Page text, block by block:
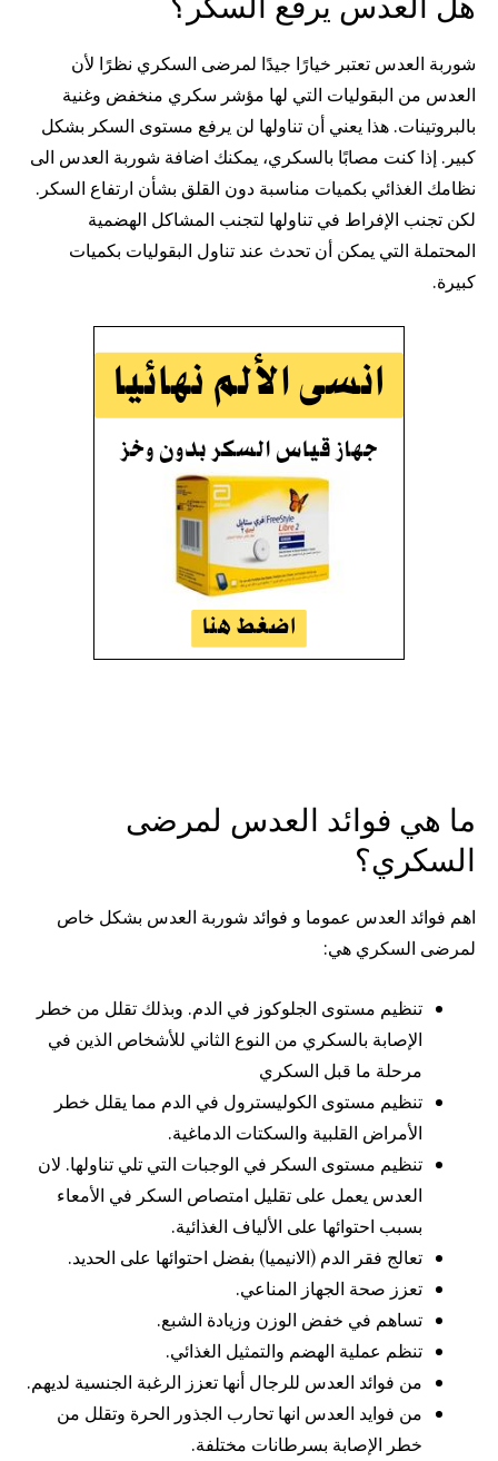
شوربة العدس تعتبر خيارًا جيدًا لمرضى السكري نظرًا لأن
العدس من البقوليات التي لها مؤشر سكري منخفض وغنية
بالبروتينات. هذا يعني أن تناولها لن يرفع مستوى السكر بشكل
كبير. إذا كنت مصابًا بالسكري، يمكنك اضافة شوربة العدس الى
نظامك الغذائي بكميات مناسبة دون القلق بشأن ارتفاع السكر.
لكن تجنب الإفراط في تناولها لتجنب المشاكل الهضمية
المحتملة التي يمكن أن تحدث عند تناول البقوليات بكميات
كبيرة.
ما هي فوائد العدس لمرضى
السكري؟
اهم فوائد العدس عموما و فوائد شوربة العدس بشكل خاص
لمرضى السكري هي:
تنظيم مستوى الجلوكوز في الدم. وبذلك تقلل من خطر
الإصابة بالسكري من النوع الثاني للأشخاص الذين في
مرحلة ما قبل السكري
تنظيم مستوى الكوليسترول في الدم مما يقلل خطر
الأمراض القلبية والسكتات الدماغية.
تنظيم مستوى السكر في الوجبات التي تلي تناولها. لان
العدس يعمل على تقليل امتصاص السكر في الأمعاء
بسبب احتوائها على الألياف الغذائية.
تعالج فقر الدم (الانيميا) بفضل احتوائها على الحديد.
تعزز صحة الجهاز المناعي.
تساهم في خفض الوزن وزيادة الشبع.
تنظم عملية الهضم والتمثيل الغذائي.
من فوائد العدس للرجال أنها تعزز الرغبة الجنسية لديهم.
من فوايد العدس انها تحارب الجذور الحرة وتقلل من
خطر الإصابة بسرطانات مختلفة.